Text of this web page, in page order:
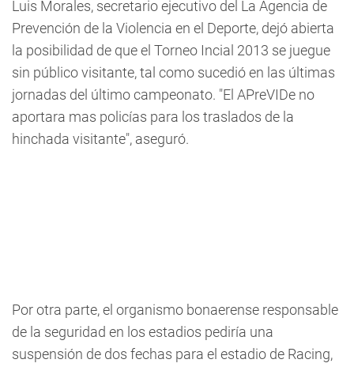
Luis Morales, secretario ejecutivo del La Agencia de
Prevención de la Violencia en el Deporte, dejó abierta
la posibilidad de que el Torneo Incial 2013 se juegue
sin público visitante, tal como sucedió en las últimas
jornadas del último campeonato. "El APreVIDe no
aportara mas policías para los traslados de la
hinchada visitante", aseguró.
Por otra parte, el organismo bonaerense responsable
de la seguridad en los estadios pediría una
suspensión de dos fechas para el estadio de Racing,